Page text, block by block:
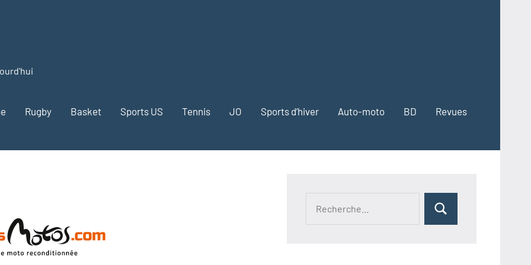
Rugby Basket Sports US Tennis JO Sports d’hiver Auto-moto BD Revues
Rechercher